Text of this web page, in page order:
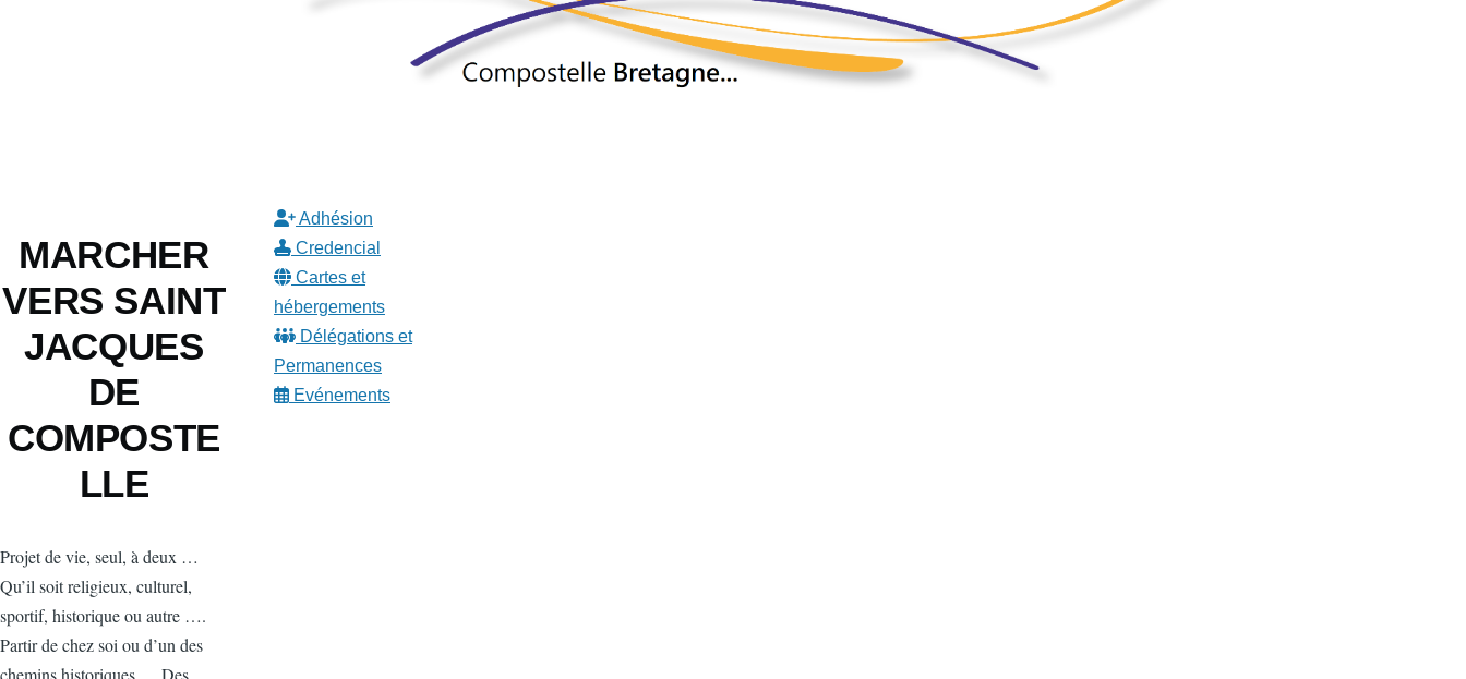
MARCHER
VERS SAINT
JACQUES
DE
COMPOSTE
LLE
Projet de vie, seul, à deux …
Qu’il soit religieux, culturel,
sportif, historique ou autre ….
Partir de chez soi ou d’un des
chemins historiques…. Des
SidebarAdhésion
Credencial
Cartes et
hébergements
Délégations et
Permanences
Evénements